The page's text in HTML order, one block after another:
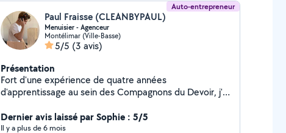
Auto-entrepreneur
Paul Fraisse (CLEANBYPAUL)
Menuisier - Agenceur
Montélimar (Ville-Basse)
5/5 (3 avis)
Présentation
Fort d'une expérience de quatre années
d'apprentissage au sein des Compagnons du Devoir, j'ai
dans mon métier. Passionné par mon travail, j'accorde
une attention particulière aux détails et à la qualité des
Dernier avis laissé par Sophie : 5/5
Il y a plus de 6 mois